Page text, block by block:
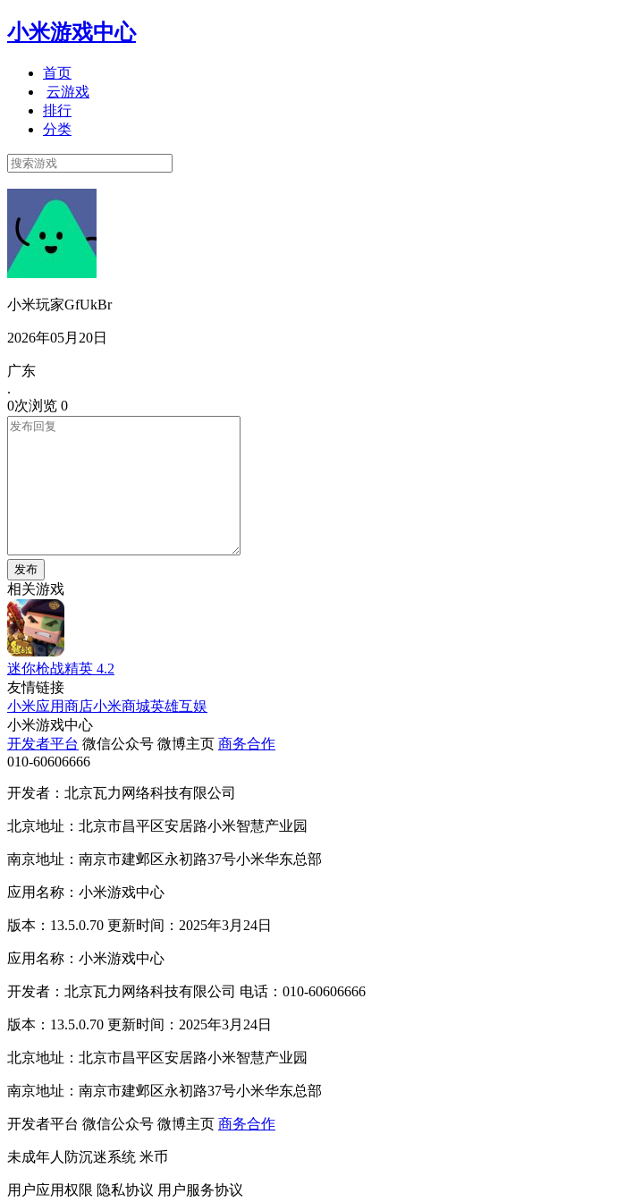
小米游戏中心
首页
云游戏
排行
分类
小米玩家GfUkBr
2026年05月20日
广东
.
0次浏览 0
发布
相关游戏
迷你枪战精英 4.2
友情链接
小米应用商店小米商城英雄互娱
小米游戏中心
开发者平台 微信公众号 微博主页 商务合作
010-60606666
开发者：北京瓦力网络科技有限公司
北京地址：北京市昌平区安居路小米智慧产业园
南京地址：南京市建邺区永初路37号小米华东总部
应用名称：小米游戏中心
版本：13.5.0.70 更新时间：2025年3月24日
应用名称：小米游戏中心
开发者：北京瓦力网络科技有限公司 电话：010-60606666
版本：13.5.0.70 更新时间：2025年3月24日
北京地址：北京市昌平区安居路小米智慧产业园
南京地址：南京市建邺区永初路37号小米华东总部
开发者平台 微信公众号 微博主页 商务合作
未成年人防沉迷系统 米币
用户应用权限 隐私协议 用户服务协议